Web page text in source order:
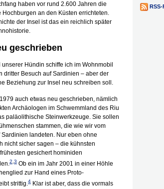
haben vor rund 2.600 Jahren die
an den Küsten errichteten.
der Insel ist das ein reichlich später
geschrieben
Hündin schiffe ich im Wohnmobil
dritter Besuch auf Sardinien – aber der
Beziehung zur Insel neu schreiben soll.
auch etwas neu geschrieben, nämlich
Archäologen im Schwemmland des Riu
paläolithische Steinwerkzeuge. Sie sollen
stammen, die wie wir vom
landeten. Nur eben ohne
nicht sicher sagen – die kühnsten
gesichert hominiden
2 3 Ob ein im Jahr 2001 in einer Höhle
zur Hand eines Proto-
strittig.4 Klar ist aber, dass die vormals